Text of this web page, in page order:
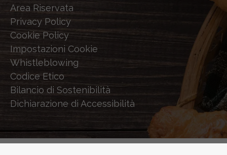
Area Riservata
Privacy Policy
Cookie Policy
Impostazioni Cookie
Whistleblowing
Codice Etico
Bilancio di Sostenibilità
Dichiarazione di Accessibilità